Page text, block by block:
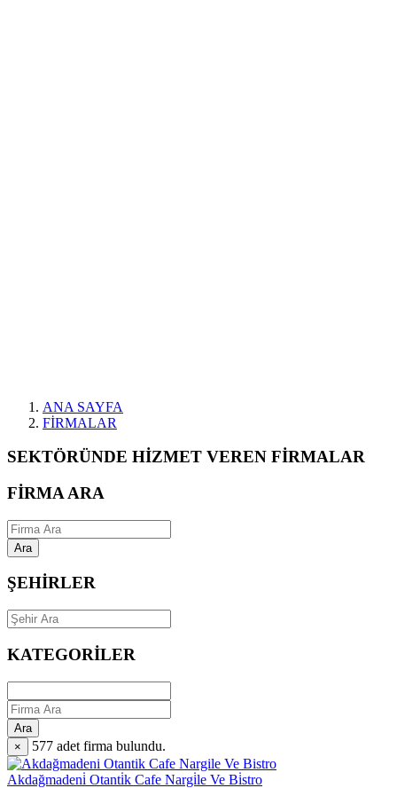
ANA SAYFA
FİRMALAR
SEKTÖRÜNDE HİZMET VEREN FİRMALAR
FİRMA ARA
Ara
ŞEHİRLER
KATEGORİLER
Ara
×
577 adet firma bulundu.
Akdağmadeni̇ Otanti̇k Cafe Nargi̇le Ve Bi̇stro